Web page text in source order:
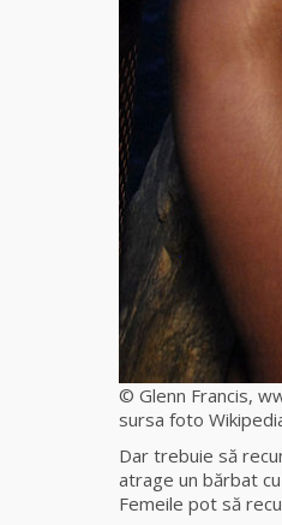
© Glenn Francis,
sursa foto
Dar trebuie să
atrage un bărbat cu
Femeile pot să